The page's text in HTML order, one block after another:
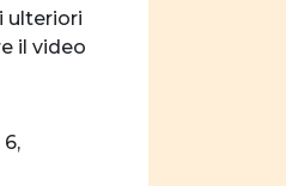
ulteriori
il video